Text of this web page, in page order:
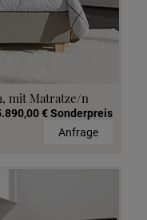
mit Matratze/n
€ Sonderpreis
Anfrage